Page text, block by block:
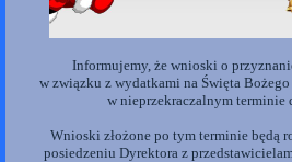
Informujemy, że wnioski o
w związku z wydatkami na Święta Bożego
w nieprzekraczalnym terminie
Wnioski złożone po tym terminie będą
posiedzeniu Dyrektora z